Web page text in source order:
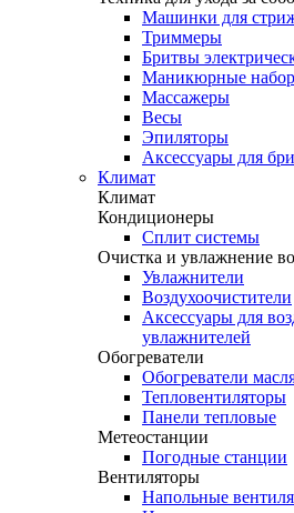
Машинки для
Триммеры
Бритвы
Маникюрные
Массажеры
Весы
Эпиляторы
Аксессуары для
Климат
Климат
Кондиционеры
Сплит системы
Очистка и увлажнение
Увлажнители
Воздухоочистители
Аксессуары для
увлажнителей
Обогреватели
Обогреватели
Тепловентиляторы
Панели тепловые
Метеостанции
Погодные станции
Вентиляторы
Напольные